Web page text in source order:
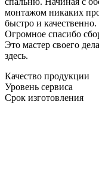
монтажом никаких
быстро и
Огромное спасибо
Это мастер своего
здесь.
Качество продукции
Уровень сервиса
Срок изготовления